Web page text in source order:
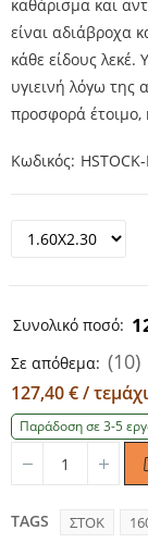
καθάρισμα και
είναι αδιάβροχα
κάθε είδους
υγιεινή λόγω της
προσφορά
Κωδικός
Συνολικό ποσό:
Σε απόθεμα: (10)
127,40 € /
Παράδοση σε 3-5
Quantity
TAGS ΣΤΟΚ